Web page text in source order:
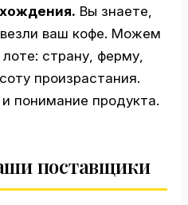
Вы знаете,
ваш кофе. Можем
страну, ферму,
произрастания.
понимание продукта.
поставщики